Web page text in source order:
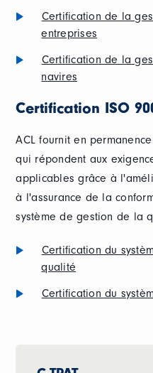
Certification de la
entreprises
Certification de la
navires
Certification ISO
ACL fournit en
qui répondent aux
applicables grâce à
à l'assurance de la
système de gestion de la
Certification du
qualité
Certification du